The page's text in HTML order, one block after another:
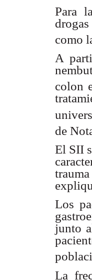
Para
como
A
colon
de
El SII
Los
junto
La